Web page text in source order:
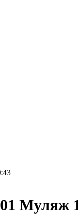
Муляж